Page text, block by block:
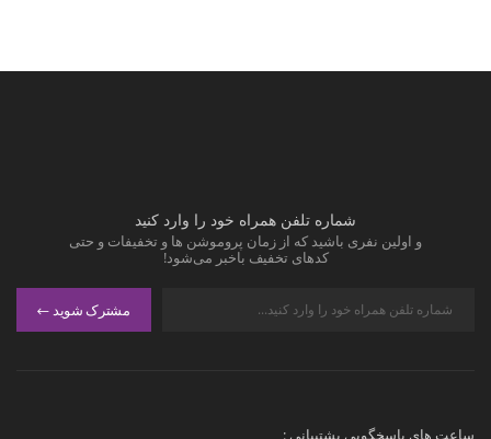
شماره تلفن همراه خود را وارد کنید
و اولین نفری باشید که از زمان پروموشن ها و تخفیفات و حتی
کدهای تخفیف باخبر می‌شود!
مشترک شوید
ساعت های پاسخگویی پشتیبانی :